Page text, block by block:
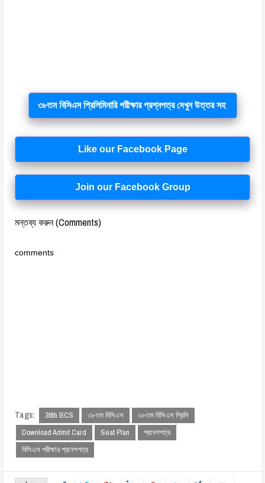
৩৮তম বিসিএস প্রিলিমিনারি পরীক্ষার প্রশ্নপত্র দেখুন উত্তর সহ
Like our Facebook Page
Join our Facebook Group
মন্তব্য করুন (Comments)
comments
Tags: 38th BCS ৩৮তম বিসিএস
৩৮তম বিসিএস প্রিলি
Download Admit Card
Seat Plan
প্রবেশপত্র
বিসিএস পরীক্ষার প্রবেশপত্র